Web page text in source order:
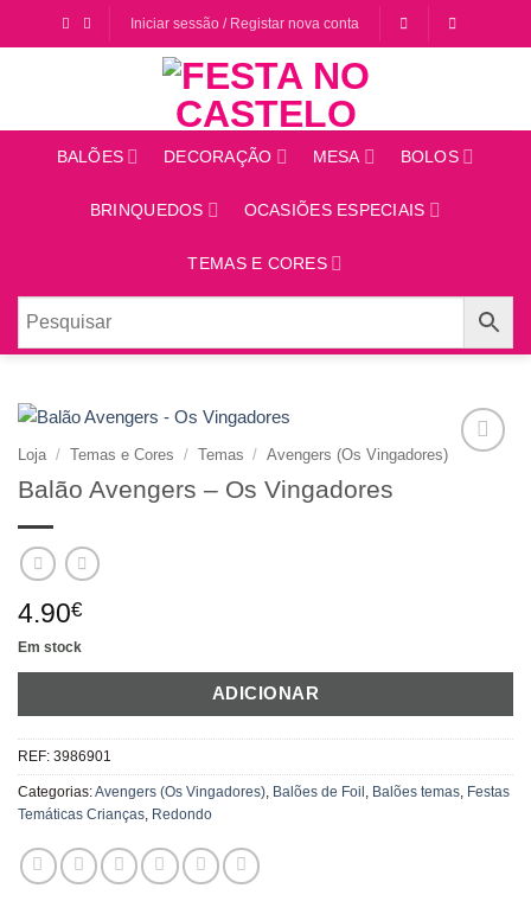
Iniciar sessão / Registar nova conta
BALÕES DECORAÇÃO MESA BOLOS
BRINQUEDOS OCASIÕES ESPECIAIS
TEMAS E CORES
Loja / Temas e Cores / Temas / Avengers (Os Vingadores)
Balão Avengers – Os Vingadores
4.90€
Em stock
ADICIONAR
REF: 3986901
Categorias:Avengers (Os Vingadores), Balões de Foil , Balões temas, Festas
Temáticas Crianças, Redondo